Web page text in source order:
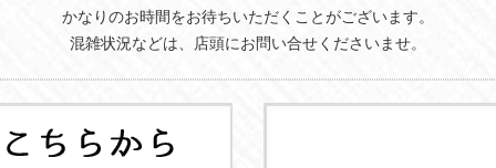
かなりのお時間をお待ちいただくことがございます。
混雑状況などは、店頭にお問い合せくださいませ。